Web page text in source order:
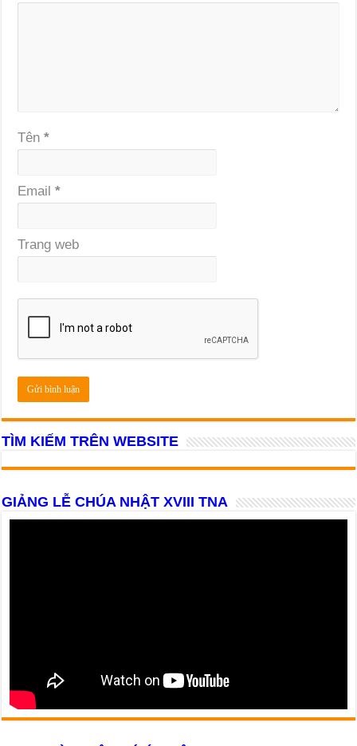
Tên*
Email*
Trang web
TÌM KIẾM TRÊN WEBSITE
GIẢNG LỄ CHÚA NHẬT XVIII TNA